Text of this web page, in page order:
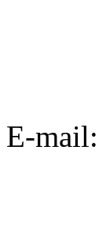
E-mail: